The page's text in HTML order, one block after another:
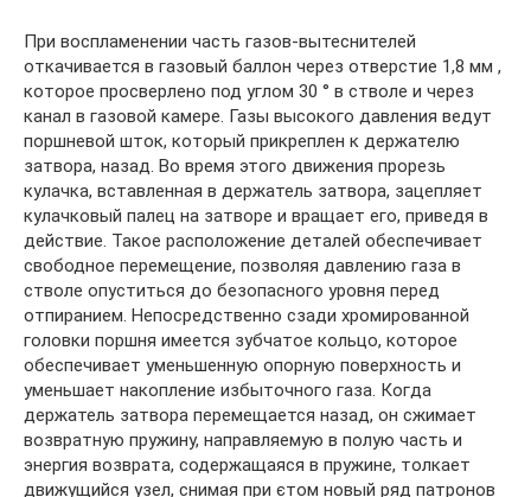
При воспламенении часть газов-вытеснителей
откачивается в газовый баллон через отверстие 1,8 мм ,
которое просверлено под углом 30 ° в стволе и через
канал в газовой камере. Газы высокого давления ведут
поршневой шток, который прикреплен к держателю
затвора, назад. Во время этого движения прорезь
кулачка, вставленная в держатель затвора, зацепляет
кулачковый палец на затворе и вращает его, приведя в
действие. Такое расположение деталей обеспечивает
свободное перемещение, позволяя давлению газа в
стволе опуститься до безопасного уровня перед
отпиранием. Непосредственно сзади хромированной
головки поршня имеется зубчатое кольцо, которое
обеспечивает уменьшенную опорную поверхность и
уменьшает накопление избыточного газа. Когда
держатель затвора перемещается назад, он сжимает
возвратную пружину, направляемую в полую часть и
энергия возврата, содержащаяся в пружине, толкает
движущийся узел, снимая при єтом новый ряд патронов